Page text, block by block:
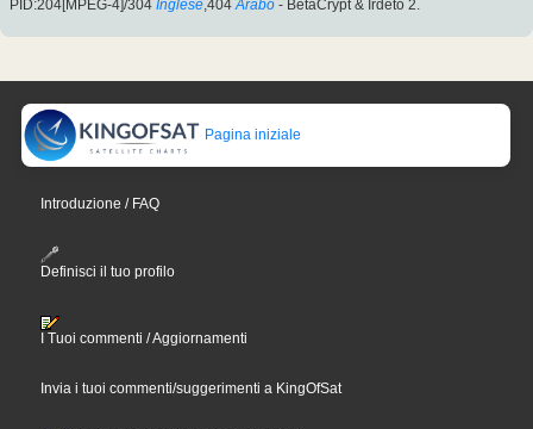
PID:204[MPEG-4]/304 Inglese,404 Arabo - BetaCrypt & Irdeto 2.
Pagina iniziale
Introduzione / FAQ
Definisci il tuo profilo
I Tuoi commenti / Aggiornamenti
Invia i tuoi commenti/suggerimenti a KingOfSat